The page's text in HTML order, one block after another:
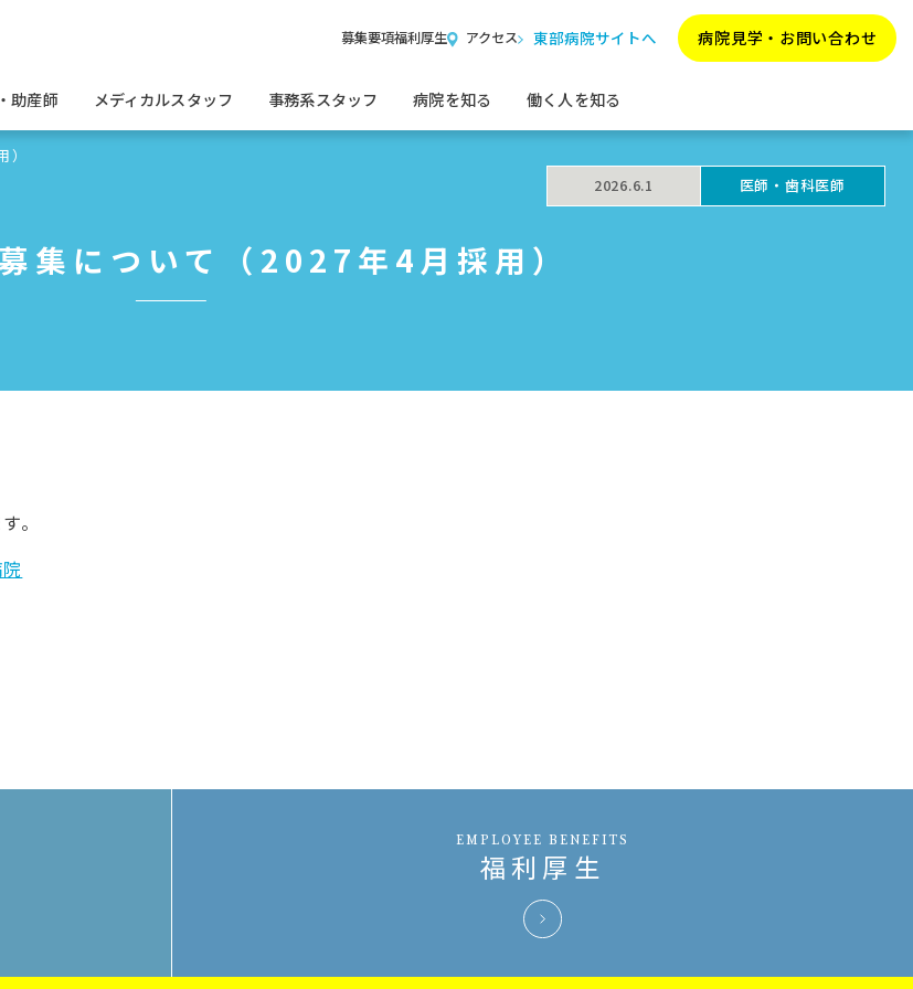
募集要項福利厚生 アクセス 東部病院サイトへ 病院見学・ お問い合わせ
助産師 メディカルスタッフ 事務系スタッフ 病院を知る 働く人を知る
2026.6.1
医師・歯科医師
集について（2027年4月採用）
。
EMPLOYEE BENEFITS
福利厚生